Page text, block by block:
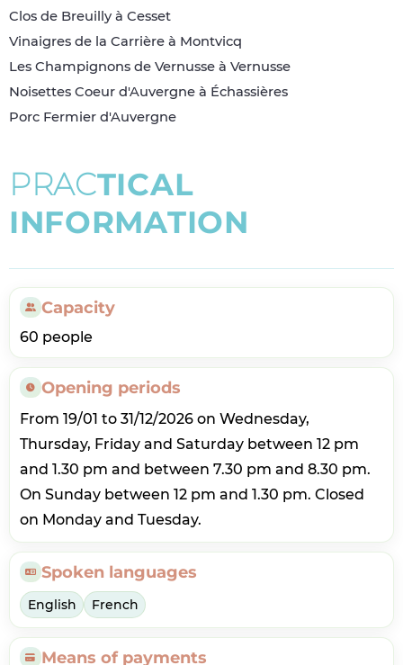
Clos de Breuilly à Cesset
Vinaigres de la Carrière à Montvicq
Les Champignons de Vernusse à Vernusse
Noisettes Coeur d'Auvergne à Échassières
Porc Fermier d'Auvergne
PRACTICAL
INFORMATION
Capacity
60 people
Opening periods
From 19/01 to 31/12/2026 on Wednesday,
Thursday, Friday and Saturday between 12 pm
and 1.30 pm and between 7.30 pm and 8.30 pm.
On Sunday between 12 pm and 1.30 pm. Closed
on Monday and Tuesday.
Spoken languages
English French
Means of payments